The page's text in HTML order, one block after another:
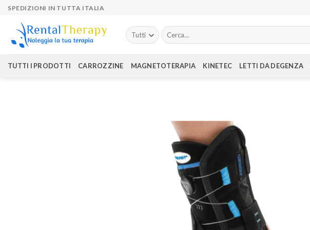
Skip
content
SPEDIZIONI IN TUTTA ITALIA
Cerca:
TUTTI I PRODOTTI CARROZZINE MAGNETOTERAPIA KINETEC LETTI DA DEGENZA